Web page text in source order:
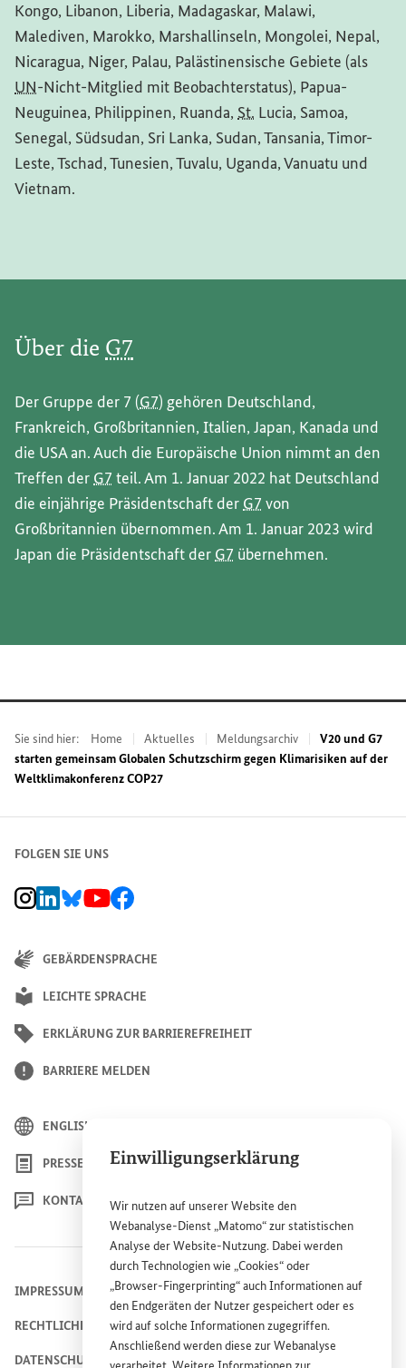
Einwilligungserklärung
Wir nutzen auf unsererWebsite den
Webanalyse-Dienst „Matomo“ zur statistischen
Analyse derWebsite-Nutzung. Dabei werden
durch Technologien wie „Cookies“ oder
„Browser-Fingerprinting“ auch Informationen auf
den Endgeräten der Nutzer gespeichert oder es
wird auf solche Informationen zugegriffen.
Anschließend werden diese zur Webanalyse
Kongo, Libanon, Liberia, Madagaskar, Malawi,
Malediven, Marokko, Marshallinseln, Mongolei, Nepal,
Nicaragua, Niger, Palau, Palästinensische Gebiete (als
UN-Nicht-Mitglied mit Beobachterstatus), Papua-
Neuguinea, Philippinen, Ruanda, St. Lucia, Samoa,
Senegal, Südsudan, Sri Lanka, Sudan, Tansania, Timor-
Leste, Tschad, Tunesien, Tuvalu, Uganda, Vanuatu und
Vietnam.
Über die G7
Der Gruppe der 7 (G7) gehören Deutschland,
Frankreich, Großbritannien, Italien, Japan, Kanada und
die USA an. Auch die Europäische Union nimmt an den
Treffen der G7 teil. Am 1. Januar 2022 hat Deutschland
die einjährige Präsidentschaft der G7 von
Großbritannien übernommen. Am 1. Januar 2023 wird
Japan die Präsidentschaft der G7 übernehmen.
Sie sind hier: Home Aktuelles Meldungsarchiv
V20 und G7
starten gemeinsam Globalen Schutzschirm gegen Klimarisiken auf der
Weltklimakonferenz COP27
FOLGEN SIE UNS
BMZ Instagram-Kanal, Externer Link
BMZ LinkedIn Unternehmensseite, Externer Link
BMZ Bluesky-Seite, Externer Link
BMZ Youtube-Kanal, Externer Link
BMZ Facebook-Seite, Externer Link
GEBÄRDENSPRACHE
LEICHTE SPRACHE
ERKLÄRUNG ZUR BARRIEREFREIHEIT
BARRIERE MELDEN
ENGLISH
PRESSE
KONTAKT
IMPRESSUM
RECHTLICHE HINWEISE
DATENSCHUTZHINWEIS